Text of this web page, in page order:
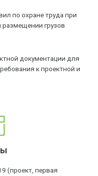
по охране труда при
размещении грузов
документации для
к проектной и
(проект, первая